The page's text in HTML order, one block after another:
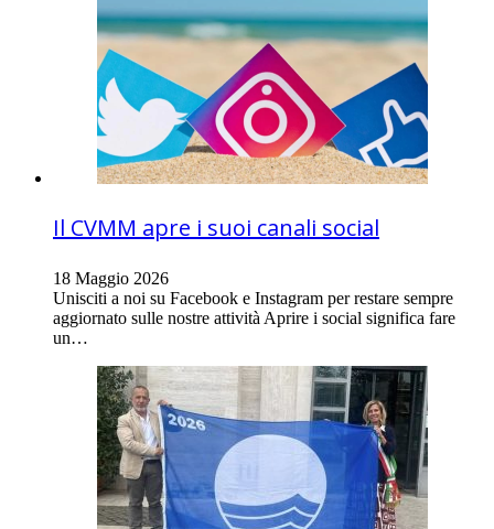
Il CVMM apre i suoi canali social
18 Maggio 2026
Unisciti a noi su Facebook e Instagram per restare sempre
aggiornato sulle nostre attività Aprire i social significa fare
un…